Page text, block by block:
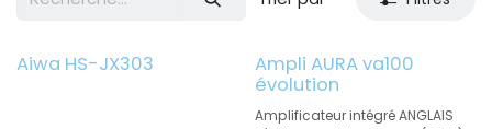
Aiwa HS-JX303
Ampli AURA va100
évolution
Amplificateur intégré ANGLAIS